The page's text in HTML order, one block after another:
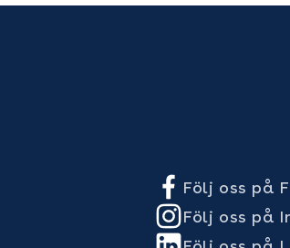
Följ oss på
Följ oss på